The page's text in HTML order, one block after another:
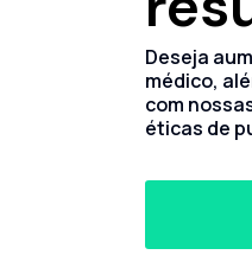
Deseja
médico,
com
éticas de